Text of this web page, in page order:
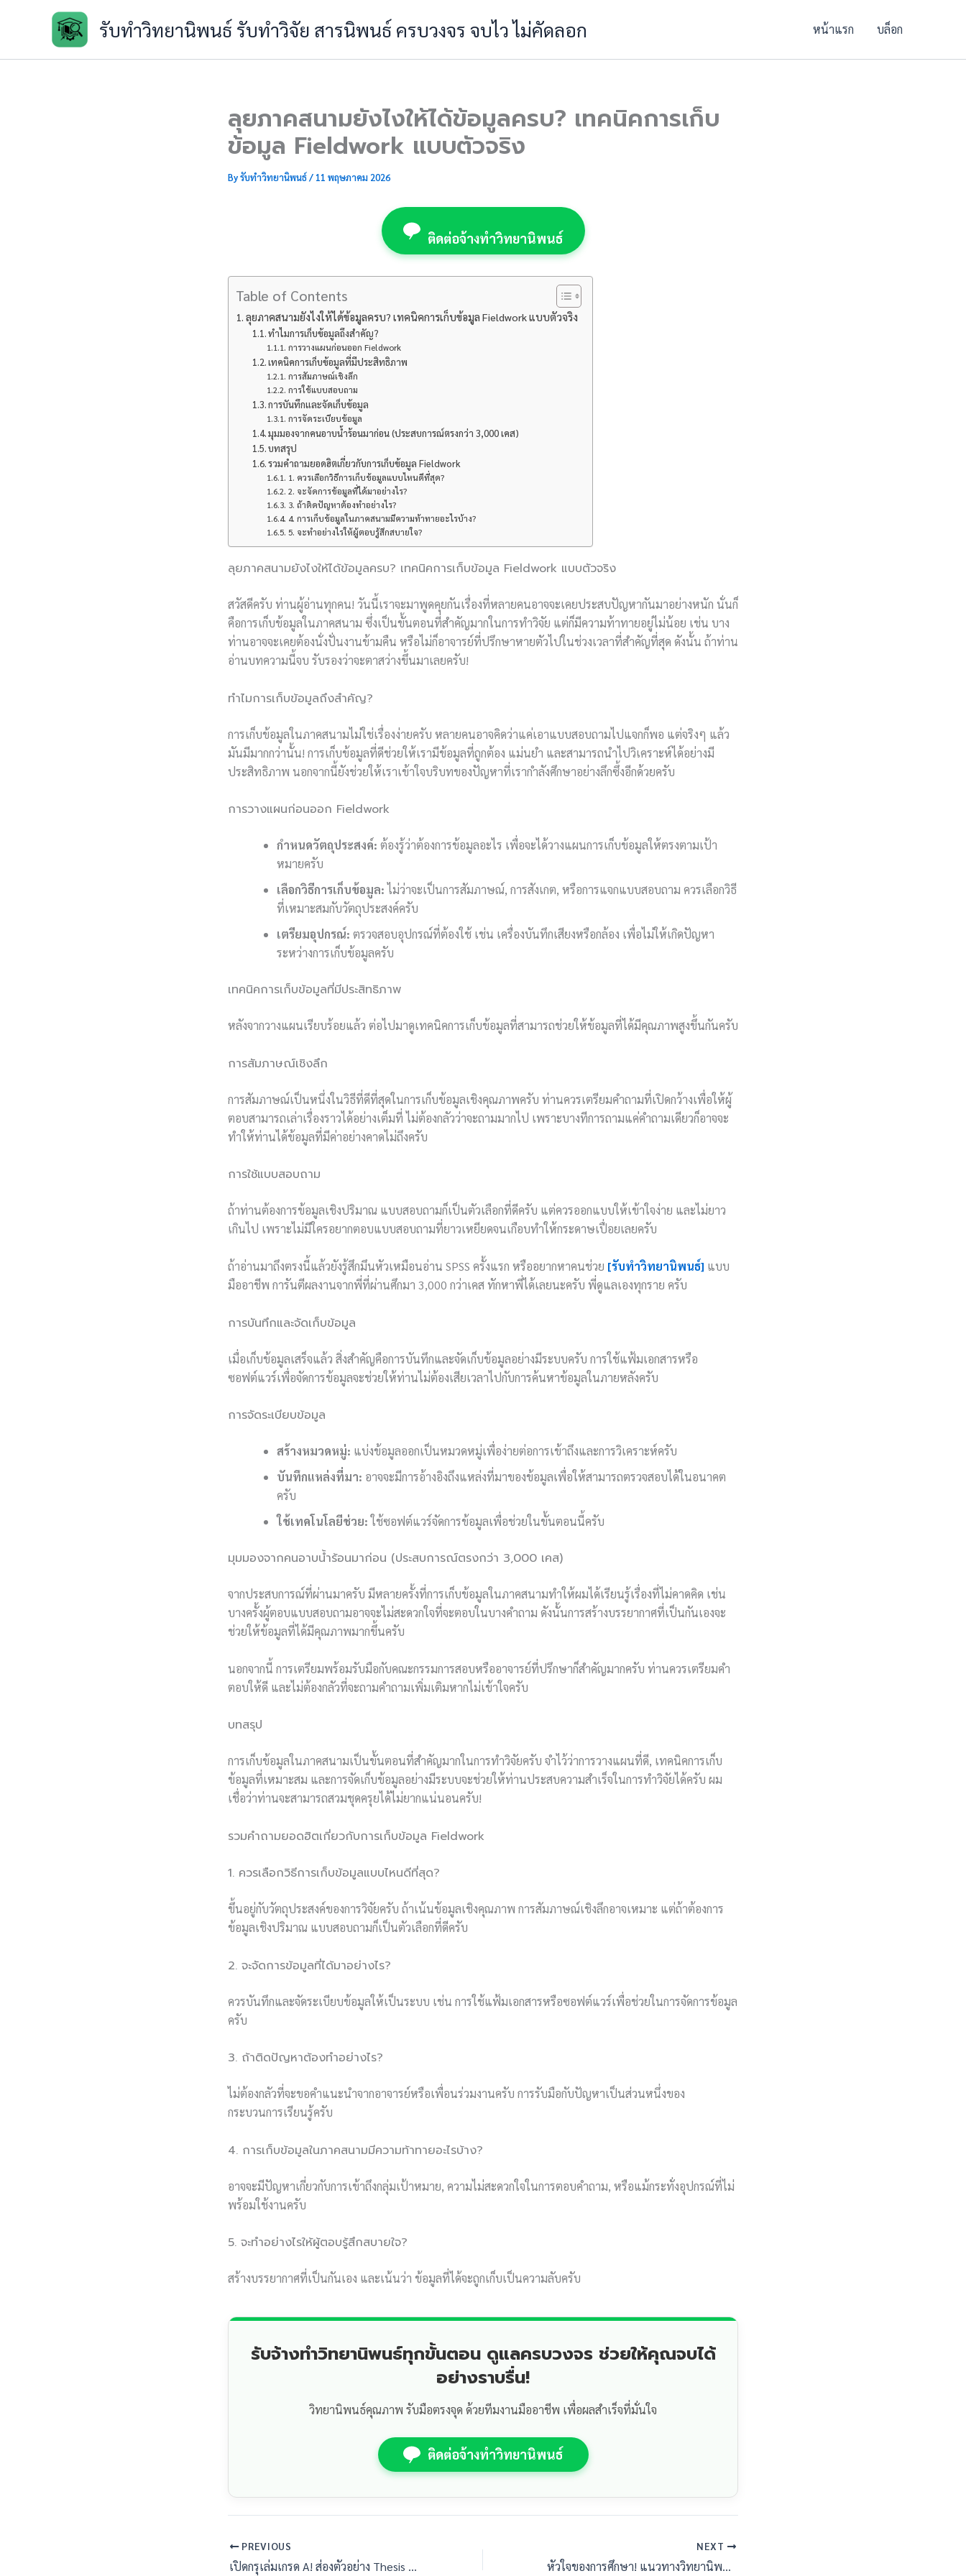
รับทำวิทยานิพนธ์ รับทำวิจัย สารนิพนธ์ ครบวงจร จบไว ไม่คัดลอก หน้าแรก บล็อก
ลุยภาคสนามยังไงให้ได้ข้อมูลครบ? เทคนิคการเก็บ
ข้อมูล Fieldwork แบบตัวจริง
Byรับทำวิทยานิพนธ์/ 11 พฤษภาคม 2026
ติดต่อจ้างทำวิทยานิพนธ์
Table of Contents
ลุยภาคสนามยังไงให้ได้ข้อมูลครบ? เทคนิคการเก็บข้อมูล Fieldwork แบบตัวจริง
ทำไมการเก็บข้อมูลถึงสำคัญ?
การวางแผนก่อนออก Fieldwork
เทคนิคการเก็บข้อมูลที่มีประสิทธิภาพ
การสัมภาษณ์เชิงลึก
การใช้แบบสอบถาม
การบันทึกและจัดเก็บข้อมูล
การจัดระเบียบข้อมูล
มุมมองจากคนอาบน้ำร้อนมาก่อน (ประสบการณ์ตรงกว่า 3,000 เคส)
บทสรุป
รวมคำถามยอดฮิตเกี่ยวกับการเก็บข้อมูล Fieldwork
1. ควรเลือกวิธีการเก็บข้อมูลแบบไหนดีที่สุด?
2. จะจัดการข้อมูลที่ได้มาอย่างไร?
3. ถ้าติดปัญหาต้องทำอย่างไร?
4. การเก็บข้อมูลในภาคสนามมีความท้าทายอะไรบ้าง?
5. จะทำอย่างไรให้ผู้ตอบรู้สึกสบายใจ?
ลุยภาคสนามยังไงให้ได้ข้อมูลครบ? เทคนิคการเก็บข้อมูล Fieldwork แบบตัวจริง
สวัสดีครับ ท่านผู้อ่านทุกคน! วันนี้เราจะมาพูดคุยกันเรื่องที่หลายคนอาจจะเคยประสบปัญหากันมาอย่างหนัก นั่นก็
คือการเก็บข้อมูลในภาคสนาม ซึ่งเป็นขั้นตอนที่สำคัญมากในการทำวิจัย แต่ก็มีความท้าทายอยู่ไม่น้อย เช่น บาง
ท่านอาจจะเคยต้องนั่งปั่นงานข้ามคืน หรือไม่ก็อาจารย์ที่ปรึกษาหายตัวไปในช่วงเวลาที่สำคัญที่สุด ดังนั้น ถ้าท่าน
อ่านบทความนี้จบ รับรองว่าจะตาสว่างขึ้นมาเลยครับ!
ทำไมการเก็บข้อมูลถึงสำคัญ?
การเก็บข้อมูลในภาคสนามไม่ใช่เรื่องง่ายครับ หลายคนอาจคิดว่าแค่เอาแบบสอบถามไปแจกก็พอ แต่จริงๆ แล้ว
มันมีมากกว่านั้น! การเก็บข้อมูลที่ดีช่วยให้เรามีข้อมูลที่ถูกต้อง แม่นยำ และสามารถนำไปวิเคราะห์ได้อย่างมี
ประสิทธิภาพ นอกจากนี้ยังช่วยให้เราเข้าใจบริบทของปัญหาที่เรากำลังศึกษาอย่างลึกซึ้งอีกด้วยครับ
การวางแผนก่อนออก Fieldwork
กำหนดวัตถุประสงค์: ต้องรู้ว่าต้องการข้อมูลอะไร เพื่อจะได้วางแผนการเก็บข้อมูลให้ตรงตามเป้า
หมายครับ
เลือกวิธีการเก็บข้อมูล:ไม่ว่าจะเป็นการสัมภาษณ์, การสังเกต, หรือการแจกแบบสอบถาม ควรเลือกวิธี
ที่เหมาะสมกับวัตถุประสงค์ครับ
เตรียมอุปกรณ์: ตรวจสอบอุปกรณ์ที่ต้องใช้ เช่น เครื่องบันทึกเสียงหรือกล้อง เพื่อไม่ให้เกิดปัญหา
ระหว่างการเก็บข้อมูลครับ
เทคนิคการเก็บข้อมูลที่มีประสิทธิภาพ
หลังจากวางแผนเรียบร้อยแล้ว ต่อไปมาดูเทคนิคการเก็บข้อมูลที่สามารถช่วยให้ข้อมูลที่ได้มีคุณภาพสูงขึ้นกันครับ
การสัมภาษณ์เชิงลึก
การสัมภาษณ์เป็นหนึ่งในวิธีที่ดีที่สุดในการเก็บข้อมูลเชิงคุณภาพครับ ท่านควรเตรียมคำถามที่เปิดกว้างเพื่อให้ผู้
ตอบสามารถเล่าเรื่องราวได้อย่างเต็มที่ ไม่ต้องกลัวว่าจะถามมากไป เพราะบางทีการถามแค่คำถามเดียวก็อาจจะ
ทำให้ท่านได้ข้อมูลที่มีค่าอย่างคาดไม่ถึงครับ
การใช้แบบสอบถาม
ถ้าท่านต้องการข้อมูลเชิงปริมาณ แบบสอบถามก็เป็นตัวเลือกที่ดีครับ แต่ควรออกแบบให้เข้าใจง่าย และไม่ยาว
เกินไป เพราะไม่มีใครอยากตอบแบบสอบถามที่ยาวเหยียดจนเกือบทำให้กระดาษเปื่อยเลยครับ
ถ้าอ่านมาถึงตรงนี้แล้วยังรู้สึกมึนหัวเหมือนอ่าน SPSS ครั้งแรก หรืออยากหาคนช่วย [รับทำวิทยานิพนธ์] แบบ
มืออาชีพ การันตีผลงานจากพี่ที่ผ่านศึกมา 3,000 กว่าเคส ทักหาพี่ได้เลยนะครับ พี่ดูแลเองทุกราย ครับ
การบันทึกและจัดเก็บข้อมูล
เมื่อเก็บข้อมูลเสร็จแล้ว สิ่งสำคัญคือการบันทึกและจัดเก็บข้อมูลอย่างมีระบบครับ การใช้แฟ้มเอกสารหรือ
ซอฟต์แวร์เพื่อจัดการข้อมูลจะช่วยให้ท่านไม่ต้องเสียเวลาไปกับการค้นหาข้อมูลในภายหลังครับ
การจัดระเบียบข้อมูล
สร้างหมวดหมู่: แบ่งข้อมูลออกเป็นหมวดหมู่เพื่อง่ายต่อการเข้าถึงและการวิเคราะห์ครับ
บันทึกแหล่งที่มา: อาจจะมีการอ้างอิงถึงแหล่งที่มาของข้อมูลเพื่อให้สามารถตรวจสอบได้ในอนาคต
ครับ
ใช้เทคโนโลยีช่วย:ใช้ซอฟต์แวร์จัดการข้อมูลเพื่อช่วยในขั้นตอนนี้ครับ
มุมมองจากคนอาบน้ำร้อนมาก่อน (ประสบการณ์ตรงกว่า 3,000 เคส)
จากประสบการณ์ที่ผ่านมาครับ มีหลายครั้งที่การเก็บข้อมูลในภาคสนามทำให้ผมได้เรียนรู้เรื่องที่ไม่คาดคิด เช่น
บางครั้งผู้ตอบแบบสอบถามอาจจะไม่สะดวกใจที่จะตอบในบางคำถาม ดังนั้นการสร้างบรรยากาศที่เป็นกันเองจะ
ช่วยให้ข้อมูลที่ได้มีคุณภาพมากขึ้นครับ
นอกจากนี้ การเตรียมพร้อมรับมือกับคณะกรรมการสอบหรืออาจารย์ที่ปรึกษาก็สำคัญมากครับ ท่านควรเตรียมคำ
ตอบให้ดี และไม่ต้องกลัวที่จะถามคำถามเพิ่มเติมหากไม่เข้าใจครับ
บทสรุป
การเก็บข้อมูลในภาคสนามเป็นขั้นตอนที่สำคัญมากในการทำวิจัยครับ จำไว้ว่าการวางแผนที่ดี, เทคนิคการเก็บ
ข้อมูลที่เหมาะสม และการจัดเก็บข้อมูลอย่างมีระบบจะช่วยให้ท่านประสบความสำเร็จในการทำวิจัยได้ครับ ผม
เชื่อว่าท่านจะสามารถสวมชุดครุยได้ไม่ยากแน่นอนครับ!
รวมคำถามยอดฮิตเกี่ยวกับการเก็บข้อมูล Fieldwork
1. ควรเลือกวิธีการเก็บข้อมูลแบบไหนดีที่สุด?
ขึ้นอยู่กับวัตถุประสงค์ของการวิจัยครับ ถ้าเน้นข้อมูลเชิงคุณภาพ การสัมภาษณ์เชิงลึกอาจเหมาะ แต่ถ้าต้องการ
ข้อมูลเชิงปริมาณ แบบสอบถามก็เป็นตัวเลือกที่ดีครับ
2. จะจัดการข้อมูลที่ได้มาอย่างไร?
ควรบันทึกและจัดระเบียบข้อมูลให้เป็นระบบ เช่น การใช้แฟ้มเอกสารหรือซอฟต์แวร์เพื่อช่วยในการจัดการข้อมูล
ครับ
3. ถ้าติดปัญหาต้องทำอย่างไร?
ไม่ต้องกลัวที่จะขอคำแนะนำจากอาจารย์หรือเพื่อนร่วมงานครับ การรับมือกับปัญหาเป็นส่วนหนึ่งของ
กระบวนการเรียนรู้ครับ
4. การเก็บข้อมูลในภาคสนามมีความท้าทายอะไรบ้าง?
อาจจะมีปัญหาเกี่ยวกับการเข้าถึงกลุ่มเป้าหมาย, ความไม่สะดวกใจในการตอบคำถาม, หรือแม้กระทั่งอุปกรณ์ที่ไม่
พร้อมใช้งานครับ
5. จะทำอย่างไรให้ผู้ตอบรู้สึกสบายใจ?
สร้างบรรยากาศที่เป็นกันเอง และเน้นว่า ข้อมูลที่ได้จะถูกเก็บเป็นความลับครับ
รับจ้างทำวิทยานิพนธ์ทุกขั้นตอน ดูแลครบวงจร ช่วยให้คุณจบได้
อย่างราบรื่น!
วิทยานิพนธ์คุณภาพ รับมือตรงจุด ด้วยทีมงานมืออาชีพ เพื่อผลสำเร็จที่มั่นใจ
ติดต่อจ้างทำวิทยานิพนธ์
PREVIOUS
เปิดกรุเล่มเกรด A! ส่องตัวอย่าง Thesis ป.โท บริหารการศึกษาของจริง (ไม่ต้องงมเอง)
NEXT
หัวใจของการศึกษา! แนวทางวิทยานิพนธ์บริหารงานวิชาการเพื่อยกระดับคุณภาพผู้เรียน